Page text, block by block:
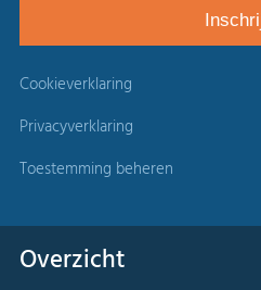
Cookieverklaring
Privacyverklaring
Toestemming beheren
Overzicht